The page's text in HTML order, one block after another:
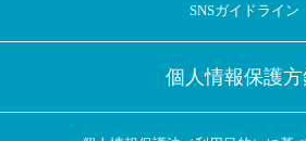
SNSガイドライン
個人情報保護